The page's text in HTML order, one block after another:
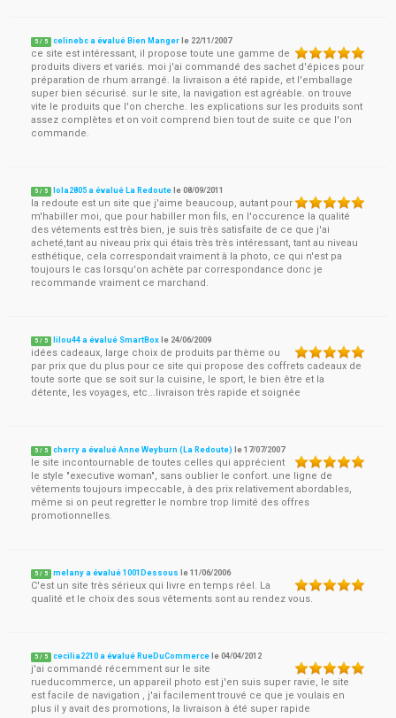
5 / 5 celinebc a évalué Bien Manger le 22/11/2007
ce site est intéressant, il propose toute une gamme de
produits divers et variés. moi j'ai commandé des sachet d'épices pour
préparation de rhum arrangé. la livraison a été rapide, et l'emballage
super bien sécurisé. sur le site, la navigation est agréable. on trouve
vite le produits que l'on cherche. les explications sur les produits sont
assez complètes et on voit comprend bien tout de suite ce que l'on
commande.
5 / 5 lola2805 a évalué La Redoute le08/09/2011
la redoute est un site que j'aime beaucoup, autant pour
m'habiller moi, que pour habiller mon fils, en l'occurence la qualité
des vétements est très bien, je suis très satisfaite de ce que j'ai
acheté,tant au niveau prix qui étais très très intéressant, tant au niveau
esthétique, cela correspondait vraiment à la photo, ce qui n'est pa
toujours le cas lorsqu'on achète par correspondance donc je
recommande vraiment ce marchand.
5 / 5 lilou44 a évalué SmartBox le 24/06/2009
idées cadeaux, large choix de produits par thème ou
par prix que du plus pour ce site qui propose des coffrets cadeaux de
toute sorte que se soit sur la cuisine, le sport, le bien être et la
détente, les voyages, etc...livraison très rapide et soignée
5 / 5 cherry a évalué Anne Weyburn (La Redoute) le17/07/2007
le site incontournable de toutes celles qui apprécient
le style "executive woman", sans oublier le confort. une ligne de
vêtements toujours impeccable, à des prix relativement abordables,
même si on peut regretter le nombre trop limité des offres
promotionnelles.
5 / 5 melany a évalué 1001Dessous le11/06/2006
C'est un site très sérieux qui livre en temps réel. La
qualité et le choix des sous vêtements sont au rendez vous.
5 / 5 cecilia2210 a évalué RueDuCommerce le04/04/2012
j'ai commandé récemment sur le site
rueducommerce, un appareil photo est j'en suis super ravie, le site
est facile de navigation , j'ai facilement trouvé ce que je voulais en
plus il y avait des promotions, la livraison à été super rapide